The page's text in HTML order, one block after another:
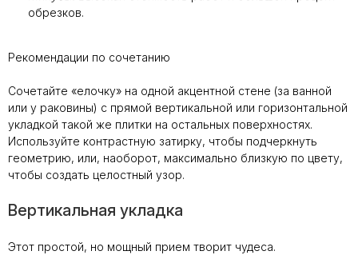
обрезков.
Рекомендации по сочетанию
Сочетайте «елочку» на одной акцентной стене (за ванной
или у раковины) с прямой вертикальной или горизонтальной
укладкой такой же плитки на остальных поверхностях.
Используйте контрастную затирку, чтобы подчеркнуть
геометрию, или, наоборот, максимально близкую по цвету,
чтобы создать целостный узор.
Вертикальная укладка
Этот простой, но мощный прием творит чудеса.